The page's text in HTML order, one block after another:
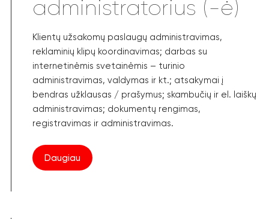
administratorius (-ė)
Klientų užsakomų paslaugų administravimas,
reklaminių klipų koordinavimas; darbas su
internetinėmis svetainėmis – turinio
administravimas, valdymas ir kt.; atsakymai į
bendras užklausas / prašymus; skambučių ir el. laiškų
administravimas; dokumentų rengimas,
registravimas ir administravimas.
Daugiau